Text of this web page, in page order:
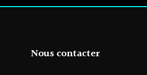
la
produitNous contacter